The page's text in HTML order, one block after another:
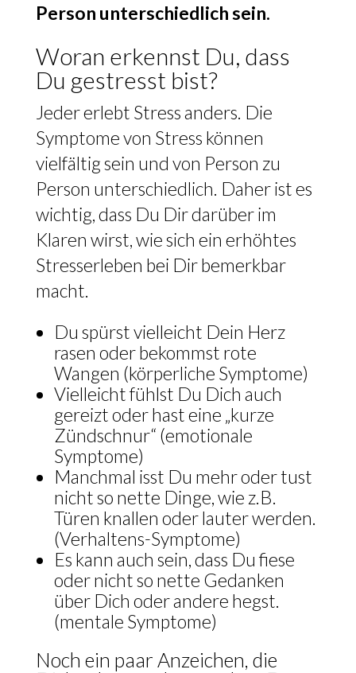
Person unterschiedlich sein.
Woran erkennst Du, dass
Du gestresst bist?
Jeder erlebt Stress anders. Die
Symptome von Stress können
vielfältig sein und von Person zu
Person unterschiedlich. Daher ist es
wichtig, dass Du Dir darüber im
Klaren wirst, wie sich ein erhöhtes
Stresserleben bei Dir bemerkbar
macht.
Du spürst vielleicht Dein Herz
rasen oder bekommst rote
Wangen (körperliche Symptome)
Vielleicht fühlst Du Dich auch
gereizt oder hast eine „kurze
Zündschnur“ (emotionale
Symptome)
Manchmal isst Du mehr oder tust
nicht so nette Dinge, wie z.B.
Türen knallen oder lauter werden.
(Verhaltens-Symptome)
Es kann auch sein, dass Du fiese
oder nicht so nette Gedanken
über Dich oder andere hegst.
(mentale Symptome)
Noch ein paar Anzeichen, die